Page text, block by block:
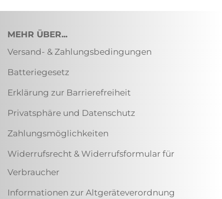
MEHR ÜBER...
Versand- & Zahlungsbedingungen
Batteriegesetz
Erklärung zur Barrierefreiheit
Privatsphäre und Datenschutz
Zahlungsmöglichkeiten
Widerrufsrecht & Widerrufsformular für
Verbraucher
Informationen zur Altgeräteverordnung